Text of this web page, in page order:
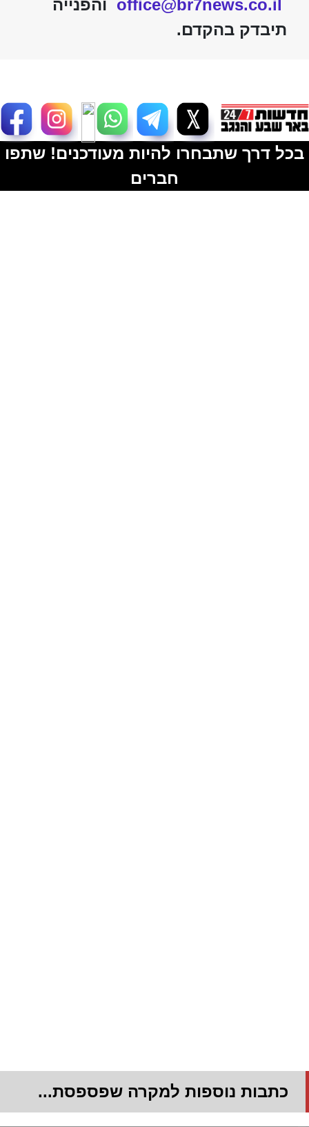
office@br7news.co.il והפנייה
תיבדק בהקדם.
בכל דרך שתבחרו להיות מעודכנים! שתפו
חברים
כתבות נוספות למקרה שפספסת...